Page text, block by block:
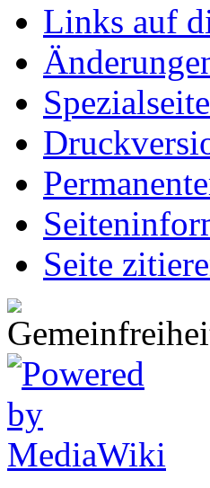
Links auf
Seite